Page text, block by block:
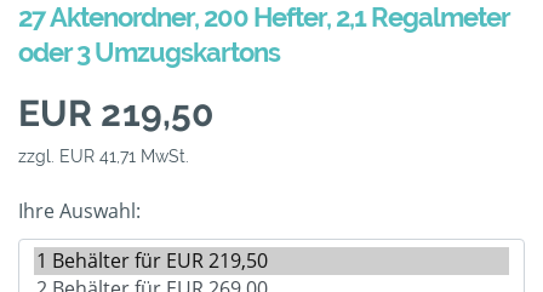
27 Aktenordner, 200 Hefter, 2,1 Regalmeter
oder 3 Umzugskartons
EUR 219,50
zzgl. EUR 41,71 MwSt.
Ihre Auswahl: